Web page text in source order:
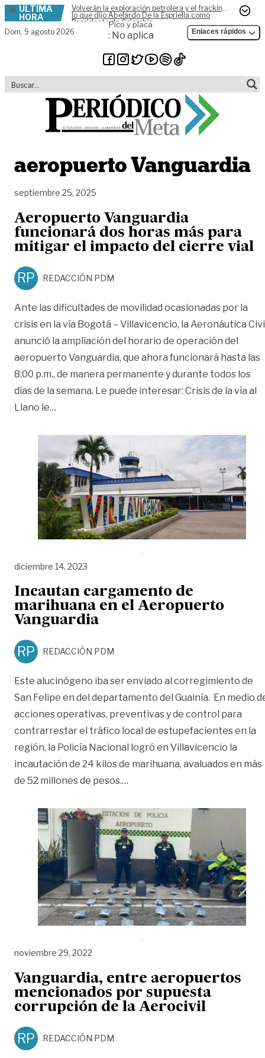
Skip to content
ÚLTIMA
HORA
Volverán la exploración petrolera y el fracking,
lo que dijo Abelardo De la Espriella como
Presidente de Colombia
Dom, 9 agosto 2026
Pico y placa
: No aplica Enlaces rápidos
aeropuerto Vanguardia
septiembre 25, 2025
Aeropuerto Vanguardia
funcionará dos horas más para
mitigar el impacto del cierre vial
RP REDACCIÓN PDM
Ante las dificultades de movilidad ocasionadas por la
crisis en la vía Bogotá – Villavicencio, la Aeronáutica
anunció la ampliación del horario de operación del
aeropuerto Vanguardia, que ahora funcionará hasta las
8:00 p.m., de manera permanente y durante todos los
días de la semana. Le puede interesar: Crisis de la vía al
Llano le…
diciembre 14, 2023
Incautan cargamento de
marihuana en el Aeropuerto
Vanguardia
RP REDACCIÓN PDM
Este alucinógeno iba ser enviado al corregimiento de
San Felipe en del departamento del Guainía. En medio
acciones operativas, preventivas y de control para
contrarrestar el tráfico local de estupefacientes en la
región, la Policía Nacional logró en Villavicencio la
incautación de 24 kilos de marihuana, avaluados en más
de 52 millones de pesos.…
noviembre 29, 2022
Vanguardia, entre aeropuertos
mencionados por supuesta
corrupción de la Aerocivil
RP REDACCIÓN PDM